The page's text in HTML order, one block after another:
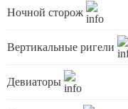
Ночной сторож
Вертикальные ригели
Девиаторы